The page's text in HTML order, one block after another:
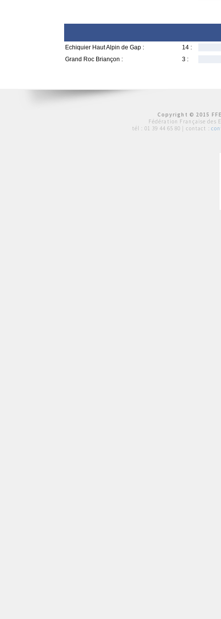
Echiquier Haut Alpin de Gap :
14 :
Grand Roc Briançon :
3 :
Copyright © 2015
Fédération Française des
tél : 01 39 44 65 80 | contact :